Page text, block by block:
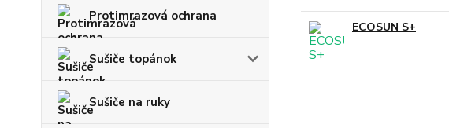
Protimrazová ochrana
Sušiče topánok
Sušiče na ruky
ECOSUN S+